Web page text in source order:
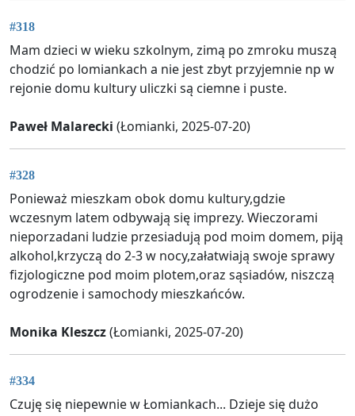
#318
Mam dzieci w wieku szkolnym, zimą po zmroku muszą
chodzić po lomiankach a nie jest zbyt przyjemnie np w
rejonie domu kultury uliczki są ciemne i puste.
Paweł Malarecki (Łomianki, 2025-07-20)
#328
Ponieważ mieszkam obok domu kultury,gdzie
wczesnym latem odbywają się imprezy. Wieczorami
nieporzadani ludzie przesiadują pod moim domem, piją
alkohol,krzyczą do 2-3 w nocy,załatwiają swoje sprawy
fizjologiczne pod moim plotem,oraz sąsiadów, niszczą
ogrodzenie i samochody mieszkańców.
Monika Kleszcz(Łomianki, 2025-07-20)
#334
Czuję się niepewnie w Łomiankach... Dzieje się dużo